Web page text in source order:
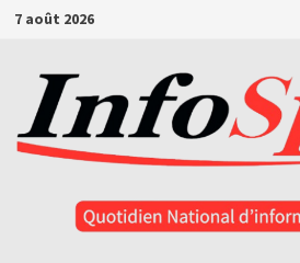
Passer
contenu
7 août 2026